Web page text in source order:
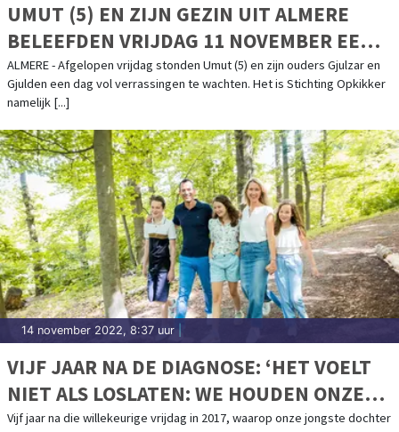
UMUT (5) EN ZIJN GEZIN UIT ALMERE
BELEEFDEN VRIJDAG 11 NOVEMBER EEN
WELVERDIENDE OPKIKKERDAG VOL
VERRASSINGEN!
ALMERE - Afgelopen vrijdag stonden Umut (5) en zijn ouders Gjulzar en
Gjulden een dag vol verrassingen te wachten. Het is Stichting Opkikker
namelijk [...]
14 november 2022, 8:37 uur
VIJF JAAR NA DE DIAGNOSE: ‘HET VOELT
NIET ALS LOSLATEN: WE HOUDEN ONZE
WERKELIJKHEID ANDERS VAST.’
Vijf jaar na die willekeurige vrijdag in 2017, waarop onze jongste dochter